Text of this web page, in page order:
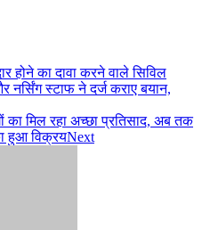
होने का दावा करने वाले सिविल
स्टाफ ने दर्ज कराए बयान,
का मिल रहा अच्छा प्रतिसाद, अब तक
हुआ विक्रयNext